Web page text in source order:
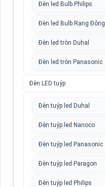
Đèn led Bulb Philips
Đèn led Bulb Rạng Đông
Đèn led tròn Duhal
Đèn led tròn Panasonic
Đèn LED tuýp
Đèn tuýp led Duhal
Đèn tuýp led Nanoco
Đèn tuýp led Panasonic
Đèn tuýp led Paragon
Đèn tuýp led Philips